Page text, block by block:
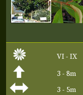
VI - IX
3 - 8m
3 - 5m